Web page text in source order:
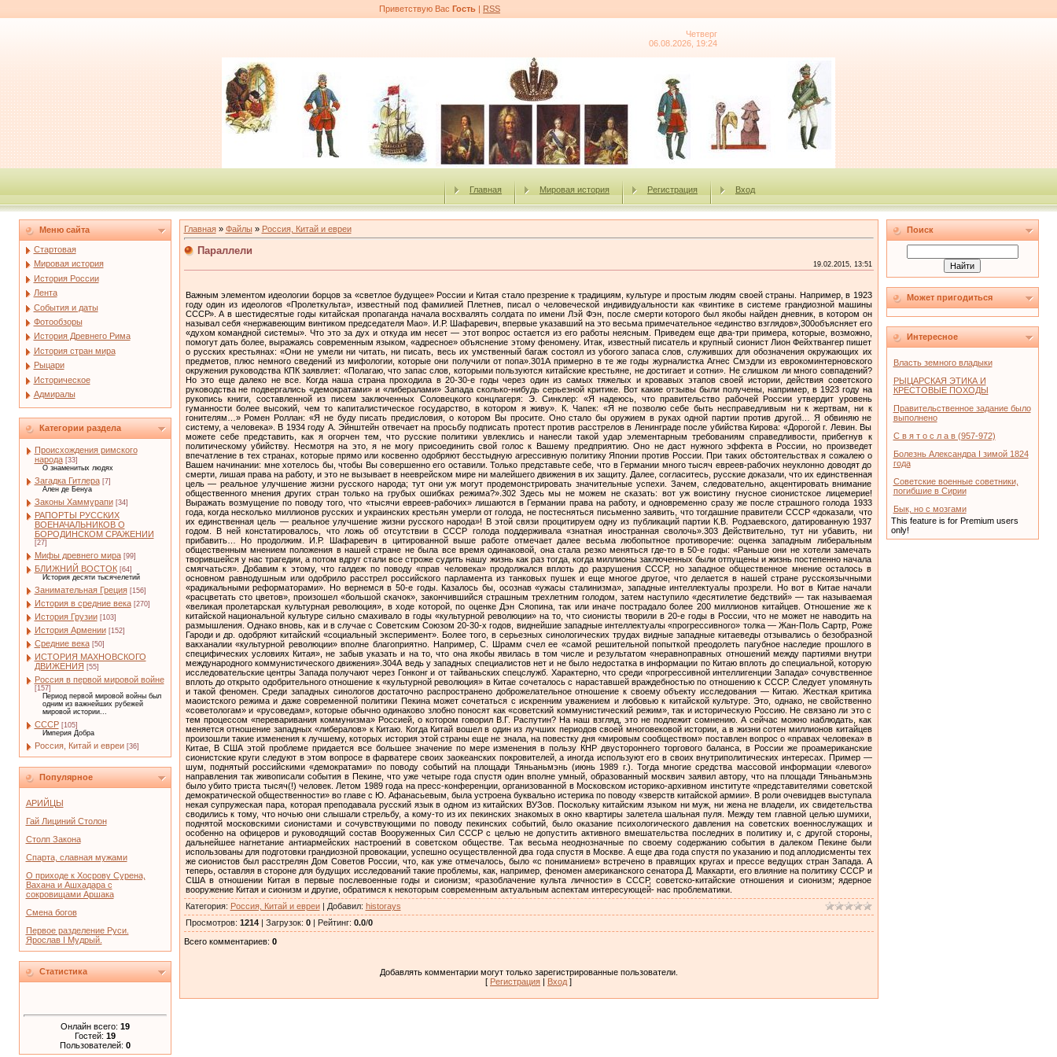
Приветствую Вас Гость | RSS
Четверг
06.08.2026, 19:24
Главная Мировая история Регистрация Вход
Меню сайта
Стартовая
Мировая история
История России
Лента
События и даты
Фотообзоры
История Древнего Рима
История стран мира
Рыцари
Историческое
Адмиралы
Категории раздела
Происхождения римского
народа [33]
О знаменитых людях
Загадка Гитлера [7]
Ален де Бенуа
Законы Хаммурапи [34]
РАПОРТЫ РУССКИХ
ВОЕНАЧАЛЬНИКОВ О
БОРОДИНСКОМ СРАЖЕНИИ
[27]
Мифы древнего мира [99]
БЛИЖНИЙ ВОСТОК [64]
История десяти тысячелетий
Занимательная Греция [156]
История в средние века [270]
История Грузии [103]
История Армении [152]
Средние века [50]
ИСТОРИЯ МАХНОВСКОГО
ДВИЖЕНИЯ [55]
Россия в первой мировой войне
[157]
Период первой мировой войны был
одним из важнейших рубежей
мировой истории...
СССР [105]
Империя Добра
Россия, Китай и евреи [36]
Популярное
АРИЙЦЫ
Гай Лициний Столон
Столп Закона
Спарта, славная мужами
О приходе к Хосрову Сурена,
Вахана и Ашхадара с
сокровищами Аршака
Смена богов
Первое разделение Руси.
Ярослав I Мудрый.
Статистика
Онлайн всего: 19
Гостей: 19
Пользователей: 0
Главная» Файлы» Россия, Китай и евреи
Параллели
19.02.2015, 13:51
Важным элементом идеологии борцов за «светлое будущее» России и Китая стало презрение к традициям, культуре и простым людям своей страны. Например, в 1923
году один из идеологов «Пролеткульта», известный под фамилией Плетнев, писал о человеческой индивидуальности как «винтике в системе грандиозной машины
СССР». А в шестидесятые годы китайская пропаганда начала восхвалять солдата по имени Лэй Фэн, после смерти которого был якобы найден дневник, в котором он
называл себя «нержавеющим винтиком председателя Мао». И.Р. Шафаревич, впервые указавший на это весьма примечательное «единство взглядов»,300объясняет его
«духом командной системы». Что это за дух и откуда им несет — этот вопрос остается из его работы неясным. Приведем еще два-три примера, которые, возможно,
помогут дать более, выражаясь современным языком, «адресное» объяснение этому феномену. Итак, известный писатель и крупный сионист Лион Фейхтвангер пишет
о русских крестьянах: «Они не умели ни читать, ни писать, весь их умственный багаж состоял из убогого запаса слов, служивших для обозначения окружающих их
предметов, плюс немного сведений из мифологии, которые они получили от попа».301А примерно в те же годы журналистка Агнес Смэдли из еврокоминтерновского
окружения руководства КПК заявляет: «Полагаю, что запас слов, которыми пользуются китайские крестьяне, не достигает и сотни». Не слишком ли много совпадений?
Но это еще далеко не все. Когда наша страна проходила в 20-30-е годы через один из самых тяжелых и кровавых этапов своей истории, действия советского
руководства не подвергались «демократами» и «либералами» Запада сколько-нибудь серьезной критике. Вот какие отзывы были получены, например, в 1923 году на
рукопись книги, составленной из писем заключенных Соловецкого концлагеря: Э. Синклер: «Я надеюсь, что правительство рабочей России утвердит уровень
гуманности более высокий, чем то капиталистическое государство, в котором я живу». К. Чапек: «Я не позволю себе быть несправедливым ни к жертвам, ни к
гонителям…» Ромен Роллан: «Я не буду писать предисловия, о котором Вы просите. Оно стало бы оружием в руках одной партии против другой… Я обвиняю не
систему, а человека». В 1934 году А. Эйнштейн отвечает на просьбу подписать протест против расстрелов в Ленинграде после убийства Кирова: «Дорогой г. Левин. Вы
можете себе представить, как я огорчен тем, что русские политики увлеклись и нанесли такой удар элементарным требованиям справедливости, прибегнув к
политическому убийству. Несмотря на это, я не могу присоединить свой голос к Вашему предприятию. Оно не даст нужного эффекта в России, но произведет
впечатление в тех странах, которые прямо или косвенно одобряют бесстыдную агрессивную политику Японии против России. При таких обстоятельствах я сожалею о
Вашем начинании: мне хотелось бы, чтобы Вы совершенно его оставили. Только представьте себе, что в Германии много тысяч евреев-рабочих неуклонно доводят до
смерти, лишая права на работу, и это не вызывает в нееврейском мире ни малейшего движения в их защиту. Далее, согласитесь, русские доказали, что их единственная
цель — реальное улучшение жизни русского народа; тут они уж могут продемонстрировать значительные успехи. Зачем, следовательно, акцентировать внимание
общественного мнения других стран только на грубых ошибках режима?».302 Здесь мы не можем не сказать: вот уж воистину гнусное сионистское лицемерие!
Выражать возмущение по поводу того, что «тысячи евреев-рабочих» лишаются в Германии права на работу, и одновременно сразу же после страшного голода 1933
года, когда несколько миллионов русских и украинских крестьян умерли от голода, не постесняться письменно заявить, что тогдашние правители СССР «доказали, что
их единственная цель — реальное улучшение жизни русского народа»! В этой связи процитируем одну из публикаций партии К.В. Родзаевского, датированную 1937
годом. В ней констатировалось, что ложь об отсутствии в СССР голода поддерживала «знатная иностранная сволочь».303 Действительно, тут ни убавить, ни
прибавить… Но продолжим. И.Р. Шафаревич в цитированной выше работе отмечает далее весьма любопытное противоречие: оценка западным либеральным
общественным мнением положения в нашей стране не была все время одинаковой, она стала резко меняться где-то в 50-е годы: «Раньше они не хотели замечать
творившейся у нас трагедии, а потом вдруг стали все строже судить нашу жизнь как раз тогда, когда миллионы заключенных были отпущены и жизнь постепенно начала
смягчаться». Добавим к этому, что галдеж по поводу «прав человека» продолжался вплоть до разрушения СССР, но западное общественное мнение осталось в
основном равнодушным или одобрило расстрел российского парламента из танковых пушек и еще многое другое, что делается в нашей стране русскоязычными
«радикальными реформаторами». Но вернемся в 50-е годы. Казалось бы, осознав «ужасы сталинизма», западные интеллектуалы прозрели. Но вот в Китае начали
«расцветать сто цветов», произошел «большой скачок», закончившийся страшным трехлетним голодом, затем наступило «десятилетие бедствий» — так называемая
«великая пролетарская культурная революция», в ходе которой, по оценке Дэн Сяопина, так или иначе пострадало более 200 миллионов китайцев. Отношение же к
китайской национальной культуре сильно смахивало в годы «культурной революции» на то, что сионисты творили в 20-е годы в России, что не может не наводить на
размышления. Однако вновь, как и в случае с Советским Союзом 20-30-х годов, виднейшие западные интеллектуалы «прогрессивного» толка — Жан-Поль Сартр, Роже
Гароди и др. одобряют китайский «социальный эксперимент». Более того, в серьезных синологических трудах видные западные китаеведы отзывались о безобразной
вакханалии «культурной революции» вполне благоприятно. Например, С. Шрамм счел ее «самой решительной попыткой преодолеть пагубное наследие прошлого в
специфических условиях Китая», не забыв указать и на то, что она якобы явилась в том числе и результатом «неравноправных отношений между партиями внутри
международного коммунистического движения».304А ведь у западных специалистов нет и не было недостатка в информации по Китаю вплоть до специальной, которую
исследовательские центры Запада получают через Гонконг и от тайваньских спецслужб. Характерно, что среди «прогрессивной интеллигенции Запада» сочувственное
вплоть до открыто одобрительного отношение к «культурной революция» в Китае сочеталось с нараставшей враждебностью по отношению к СССР. Следует упомянуть
и такой феномен. Среди западных синологов достаточно распространено доброжелательное отношение к своему объекту исследования — Китаю. Жесткая критика
маоистского режима и даже современной политики Пекина может сочетаться с искренним уважением и любовью к китайской культуре. Это, однако, не свойственно
«советологам» и «русоведам», которые обычно одинаково злобно поносят как «советский коммунистический режим», так и историческую Россию. Не связано ли это с
тем процессом «переваривания коммунизма» Россией, о котором говорил В.Г. Распутин? На наш взгляд, это не подлежит сомнению. А сейчас можно наблюдать, как
меняется отношение западных «либералов» к Китаю. Когда Китай вошел в один из лучших периодов своей многовековой истории, а в жизни сотен миллионов китайцев
произошли такие изменения к лучшему, которых история этой страны еще не знала, на повестку дня «мировым сообществом» поставлен вопрос о «правах человека» в
Китае, В США этой проблеме придается все большее значение по мере изменения в пользу КНР двустороннего торгового баланса, в России же проамериканские
сионистские круги следуют в этом вопросе в фарватере своих заокеанских покровителей, а иногда используют его в своих внутриполитических интересах. Пример —
шум, поднятый российскими «демократами» по поводу событий на площади Тяньаньмэнь (июнь 1989 г.). Тогда многие средства массовой информации «левого»
направления так живописали события в Пекине, что уже четыре года спустя один вполне умный, образованный москвич заявил автору, что на площади Тяньаньмэнь
было убито триста тысяч(!) человек. Летом 1989 года на пресс-конференции, организованной в Московском историко-архивном институте «представителями советской
демократической общественности» во главе с Ю. Афанасьевым, была устроена буквально истерика по поводу «зверств китайской армии». В роли очевидцев выступала
некая супружеская пара, которая преподавала русский язык в одном из китайских ВУЗов. Поскольку китайским языком ни муж, ни жена не владели, их свидетельства
сводились к тому, что ночью они слышали стрельбу, а кому-то из их пекинских знакомых в окно квартиры залетела шальная пуля. Между тем главной целью шумихи,
поднятой московскими сионистами и сочувствующими по поводу пекинских событий, было оказание психологического давления на советских военнослужащих и
особенно на офицеров и руководящий состав Вооруженных Сил СССР с целью не допустить активного вмешательства последних в политику и, с другой стороны,
дальнейшее нагнетание антиармейских настроений в советском обществе. Так весьма неоднозначные по своему содержанию события в далеком Пекине были
использованы для подготовки грандиозной провокации, успешно осуществленной два года спустя в Москве. А еще два года спустя по указанию и под аплодисменты тех
же сионистов был расстрелян Дом Советов России, что, как уже отмечалось, было «с пониманием» встречено в правящих кругах и прессе ведущих стран Запада. А
теперь, оставляя в стороне для будущих исследований такие проблемы, как, например, феномен американского сенатора Д. Маккарти, его влияние на политику СССР и
США в отношении Китая в первые послевоенные годы и сионизм; «разоблачение культа личности» в СССР, советско-китайские отношения и сионизм; ядерное
вооружение Китая и сионизм и другие, обратимся к некоторым современным актуальным аспектам интересующей- нас проблематики.
Категория: Россия, Китай и евреи| Добавил: historays
Просмотров: 1214| Загрузок: 0| Рейтинг: 0.0/0
Всего комментариев: 0
Добавлять комментарии могут только зарегистрированные пользователи.
[ Регистрация | Вход ]
Поиск
Может пригодиться
Интересное
Власть земного владыки
РЫЦАРСКАЯ ЭТИКА И
КРЕСТОВЫЕ ПОХОДЫ
Правительственное задание было
выполнено
С в я т о с л а в (957-972)
Болезнь Александра I зимой 1824
года
Советские военные советники,
погибшие в Сирии
Бык, но с мозгами
This feature is for Premium users
only!